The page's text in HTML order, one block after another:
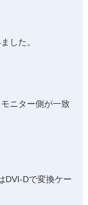
した。
ニター側が一致
DVI-Dで変換ケー